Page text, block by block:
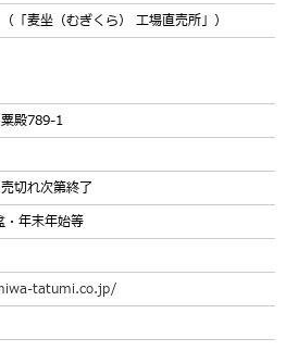
「麦坐（むぎくら） 工場直売所」）
殿789-1
切れ次第終了
・年末年始等
tatumi.co.jp/